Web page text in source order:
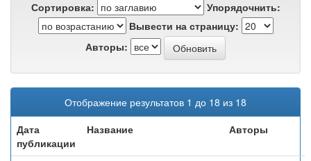
Сортировка:
Упорядочнить:
Вывести на страницу:
Авторы:
Отображение результатов 1 до 18 из 18
Дата
публикации
Название Авторы